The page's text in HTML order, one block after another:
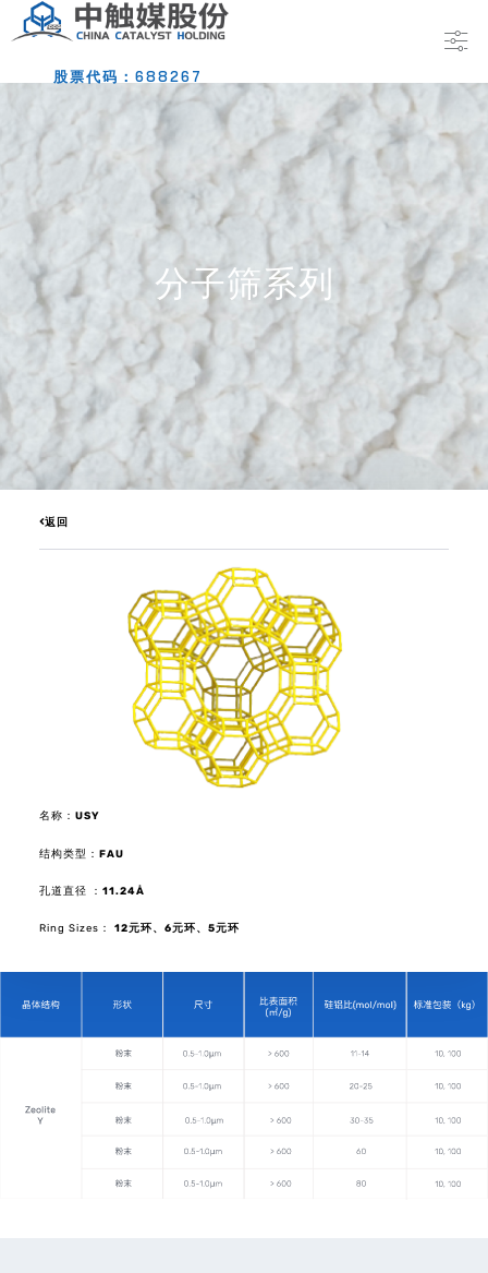
股票代码：688267
分子筛系列
返回
名称： USY
结构类型： FAU
孔道直径 ： 11.24Å
Ring Sizes： 12元环、6元环、5元环